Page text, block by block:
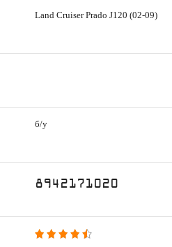
Land Cruiser Prado J120 (02-09)
б/у
8942171020